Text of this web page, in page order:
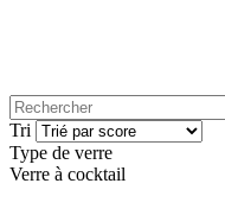
Tri
Type de verre
Verre à cocktail